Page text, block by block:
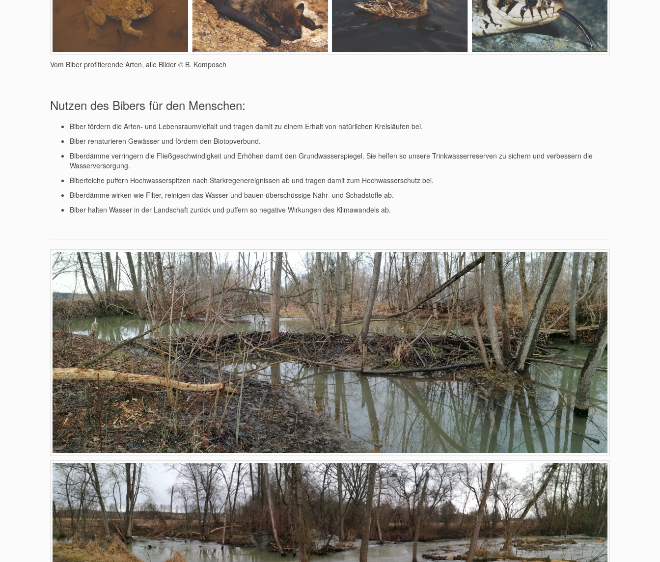
Vom Biber profitierende Arten, alle Bilder © B. Komposch
Nutzen des Bibers für den Menschen:
Biber fördern die Arten- und Lebensraumvielfalt und tragen damit zu einem Erhalt von natürlichen Kreisläufen bei.
Biber renaturieren Gewässer und fördern den Biotopverbund.
Biberdämme verringern die Fließgeschwindigkeit und Erhöhen damit den Grundwasserspiegel. Sie helfen so unsere Trinkwasserreserven zu sichern und verbessern die
Wasserversorgung.
Biberteiche puffern Hochwasserspitzen nach Starkregenereignissen ab und tragen damit zum Hochwasserschutz bei.
Biberdämme wirken wie Filter, reinigen das Wasser und bauen überschüssige Nähr- und Schadstoffe ab.
Biber halten Wasser in der Landschaft zurück und puffern so negative Wirkungen des Klimawandels ab.